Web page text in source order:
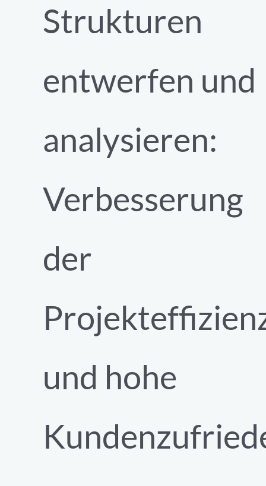
Strukturen
entwerfen und
analysieren:
Verbesserung
der
und hohe